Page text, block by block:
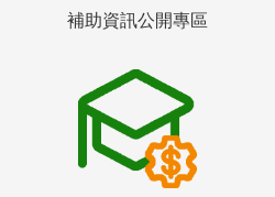
補助資訊公開專區